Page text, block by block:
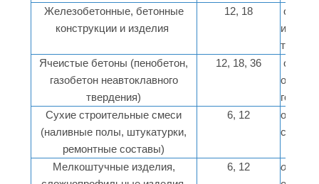
Железобетонные, бетонные
конструкции и изделия
12, 18
от 0,9
трещин
Ячеистые бетоны (пенобетон,
газобетон неавтоклавного
твердения)
12, 18, 36
от 0,6
от
Сухие строительные смеси
(наливные полы, штукатурки,
ремонтные составы)
6, 12
от 1 кг
Мелкоштучные изделия,
6, 12
от 0,9